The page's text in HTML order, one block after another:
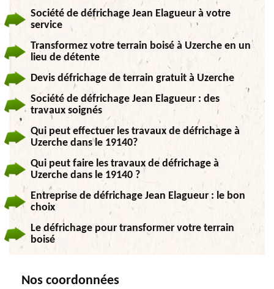
Société de défrichage Jean Elagueur à votre
service
Transformez votre terrain boisé à Uzerche en un
lieu de détente
Devis défrichage de terrain gratuit à Uzerche
Société de défrichage Jean Elagueur : des
travaux soignés
Qui peut effectuer les travaux de défrichage à
Uzerche dans le 19140?
Qui peut faire les travaux de défrichage à
Uzerche dans le 19140 ?
Entreprise de défrichage Jean Elagueur : le bon
choix
Le défrichage pour transformer votre terrain
boisé
Nos coordonnées